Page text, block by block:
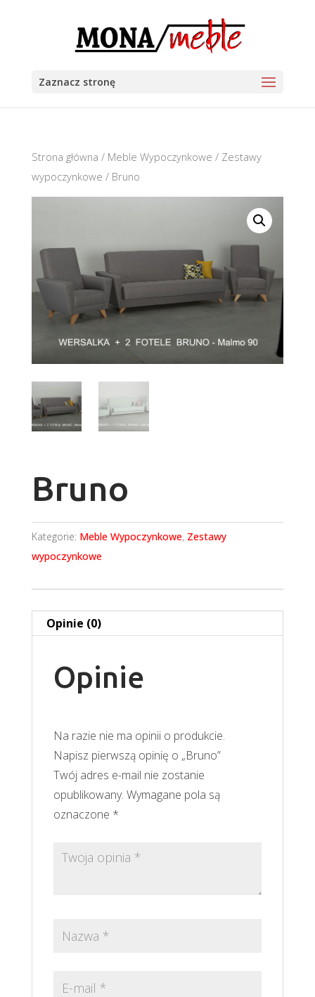
Zaznacz stronę
Strona główna / Meble Wypoczynkowe / Zestawy
wypoczynkowe / Bruno
Bruno
Kategorie: Meble Wypoczynkowe, Zestawy
wypoczynkowe
Opinie (0)
Opinie
Na razie nie ma opinii o produkcie.
Napisz pierwszą opinię o „Bruno”
Twój adres e-mail nie zostanie
opublikowany. Wymagane pola są
oznaczone *